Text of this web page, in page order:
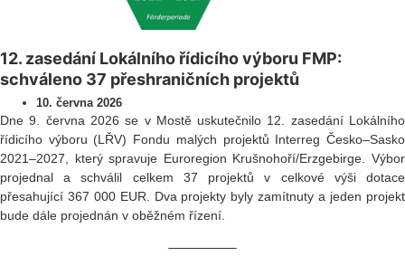
12. zasedání Lokálního řídicího výboru FMP:
schváleno 37 přeshraničních projektů
10. června 2026
Dne 9. června 2026 se v Mostě uskutečnilo 12. zasedání Lokálního
řídicího výboru (LŘV) Fondu malých projektů Interreg Česko–Sasko
2021–2027, který spravuje Euroregion Krušnohoří/Erzgebirge. Výbor
projednal a schválil celkem 37 projektů v celkové výši dotace
přesahující 367 000 EUR. Dva projekty byly zamítnuty a jeden projekt
bude dále projednán v oběžném řízení.